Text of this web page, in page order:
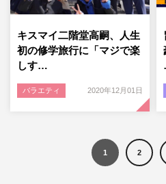
キスマイ二階堂高嗣、人生
初の修学旅行に「マジで楽
しす…
バラエティ 2020年12月01日
1 2